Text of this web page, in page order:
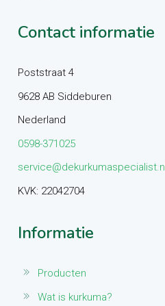
Contact informatie
Poststraat 4
9628 AB Siddeburen
Nederland
0598-371025
service@dekurkumaspecialist.nl
KVK: 22042704
Informatie
Producten
Wat is kurkuma?